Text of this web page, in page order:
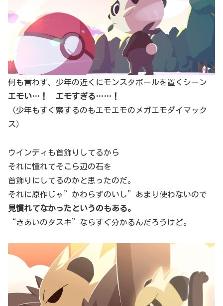
何も言わず、少年の近くにモンスタボールを置くシーン
エモい…！ エモすぎる……！
（少年もすぐ察するのもエモエモのメガエモダイマック
ス）
ウインディも首飾りしてるから
それに憧れてそこら辺の石を
首飾りにしてるのかと思ったのだ。
それに原作じゃ”かわらずのいし”あまり使わないので
見慣れてなかったというのもある。
“きあいのタスキ”ならすぐ分かるんだろうけど。